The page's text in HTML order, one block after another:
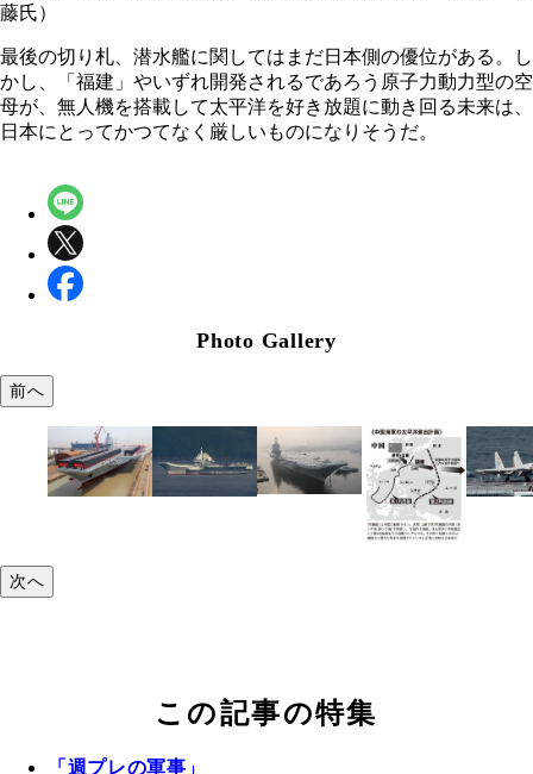
藤氏）
最後の切り札、潜水艦に関してはまだ日本側の優位がある。し
かし、「福建」やいずれ開発されるであろう原子力動力型の空
母が、無人機を搭載して太平洋を好き放題に動き回る未来は、
日本にとってかつてなく厳しいものになりそうだ。
Photo Gallery
前へ
次へ
この記事の特集
「週プレの軍事」